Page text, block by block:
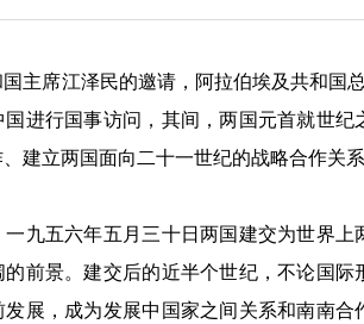
席江泽民的邀请，阿拉伯埃及共和国总
国进行国事访问，其间，两国元首就世
建立两国面向二十一世纪的战略合作关
五六年五月三十日两国建交为世界上
前景。建交后的近半个世纪，不论国
发展，成为发展中国家之间关系和南南